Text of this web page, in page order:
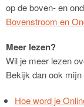
op de boven- en
Bovenstroom en
Meer lezen?
Wil je meer lezen
Bekijk dan ook mijn
Hoe word je